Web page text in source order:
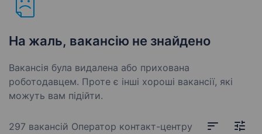
На жаль, вакансію не знайдено
Вакансія була видалена або прихована
роботодавцем. Проте є інші хороші вакансії, які
можуть вам підійти.
297 вакансій Оператор контакт-центру